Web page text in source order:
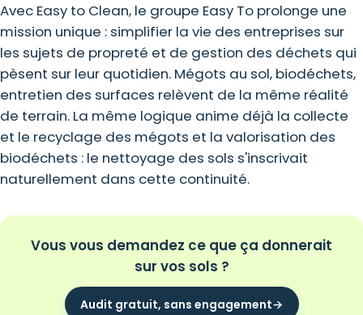
Avec Easy to Clean, le groupe Easy To prolonge une
mission unique : simplifier la vie des entreprises sur
les sujets de propreté et de gestion des déchets qui
pèsent sur leur quotidien. Mégots au sol, biodéchets,
entretien des surfaces relèvent de la même réalité
de terrain. La même logique anime déjà la collecte
et le recyclage des mégots et la valorisation des
biodéchets : le nettoyage des sols s'inscrivait
naturellement dans cette continuité.
Vous vous demandez ce que ça donnerait
sur vos sols ?
Audit gratuit, sans engagement→